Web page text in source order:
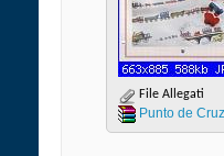
File Allegati
Punto de